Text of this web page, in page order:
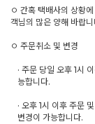
ㅇ 간혹 택배사의 상황
객님의 많은 양해 바랍니
ㅇ 주문취소 및 변경
· 주문 당일 오후 1시
능합니다.
· 오후 1시 이후 주문
변경이 가능합니다.